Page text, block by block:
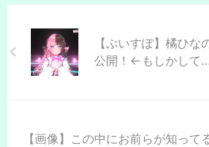
【ぶいすぽ】橘ひ
公開！←もしかして…
【画像】この中にお前らが知って